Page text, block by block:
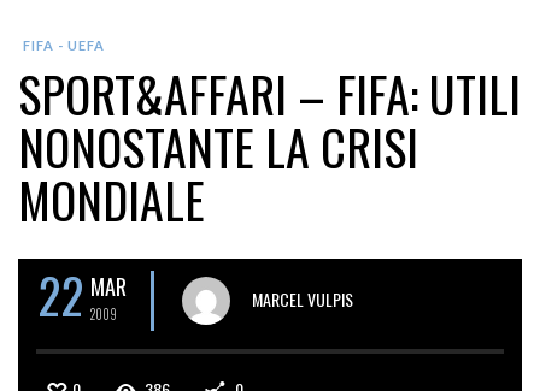
FIFA - UEFA
SPORT&AFFARI – FIFA: UTILI
NONOSTANTE LA CRISI
MONDIALE
22 MAR
2009
MARCEL VULPIS